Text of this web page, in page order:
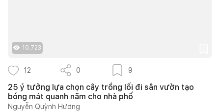
10.723
12 0 9
25 ý tưởng lựa chọn cây trồng lối đi sân vườn tạo
bóng mát quanh năm cho nhà phố
Nguyễn Quỳnh Hương